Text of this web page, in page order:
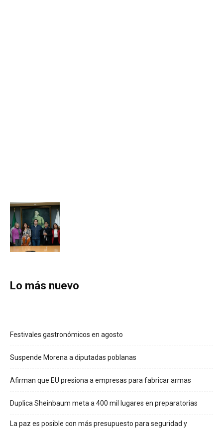
Lo más nuevo
Festivales gastronómicos en agosto
Suspende Morena a diputadas poblanas
Afirman que EU presiona a empresas para fabricar armas
Duplica Sheinbaum meta a 400 mil lugares en preparatorias
La paz es posible con más presupuesto para seguridad y